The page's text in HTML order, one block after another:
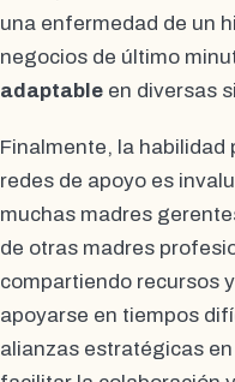
una enfermedad de un
negocios de último
adaptable en diversas
Finalmente, la
redes de apoyo es
muchas madres
de otras madres
compartiendo recursos
apoyarse en tiempos
alianzas estratégicas